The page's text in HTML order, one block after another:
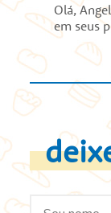
Olá,
em seus